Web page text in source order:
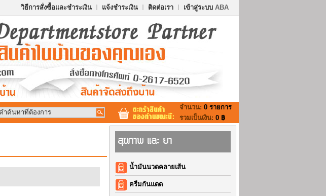
วิธีการสั่งซื้อและชำระเงิน แจ้งชำระเงิน ติดต่อเรา เข้าสู่ระบบ ABA
จำนวน: 0 รายการ
รวมเป็นเงิน: 0 ฿
สุขภาพ และ ยา
น้ำมันนวดคลายเส้น
ครีมกันแดด